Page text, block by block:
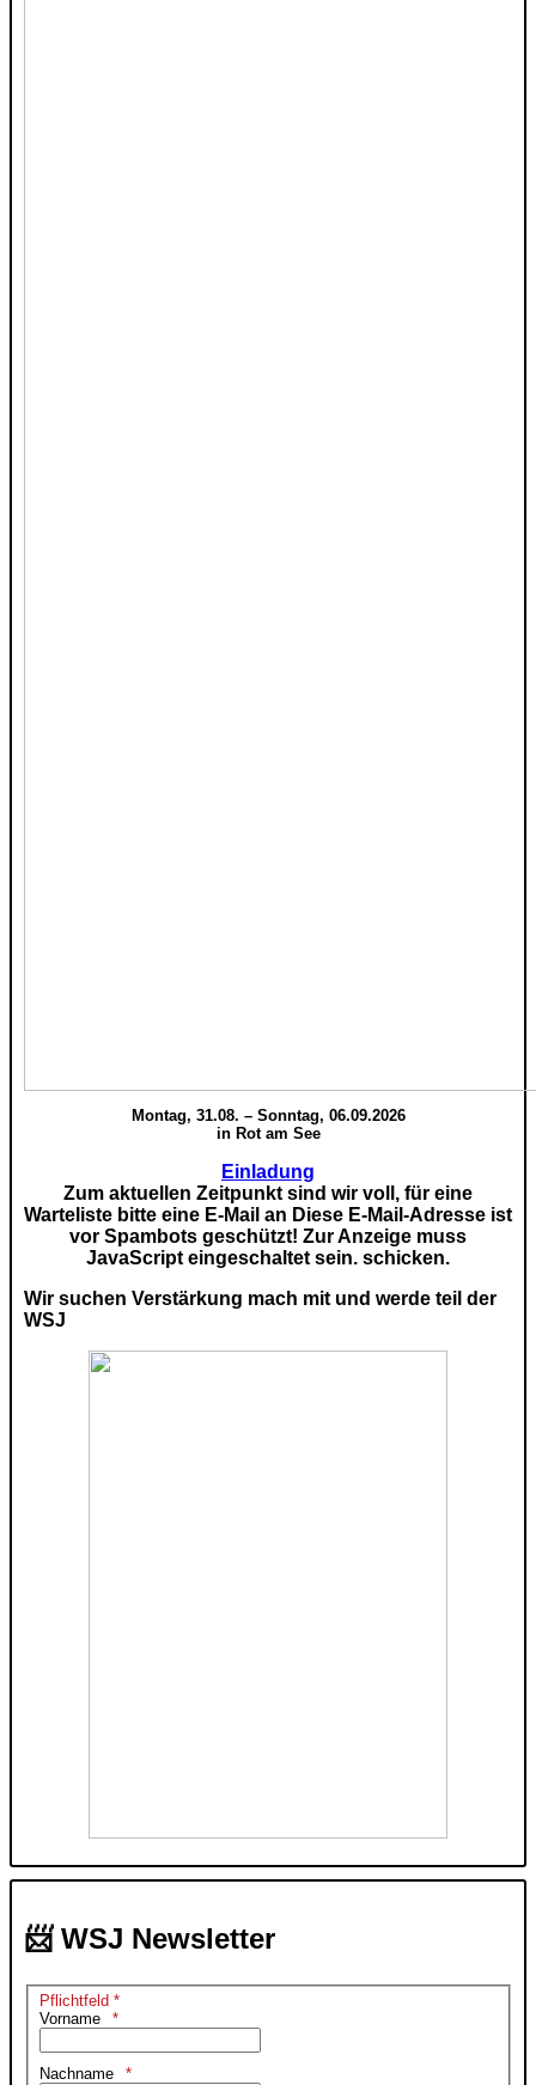
Montag, 31.08. – Sonntag, 06.09.2026
in Rot am See
Einladung
Zum aktuellen Zeitpunkt sind wir voll, für eine
Warteliste bitte eine E-Mail an Diese E-Mail-Adresse ist
vor Spambots geschützt! Zur Anzeige muss
JavaScript eingeschaltet sein. schicken.
Wir suchen Verstärkung mach mit und werde teil der
WSJ
📨 WSJ Newsletter
Pflichtfeld *
Vorname
Nachname